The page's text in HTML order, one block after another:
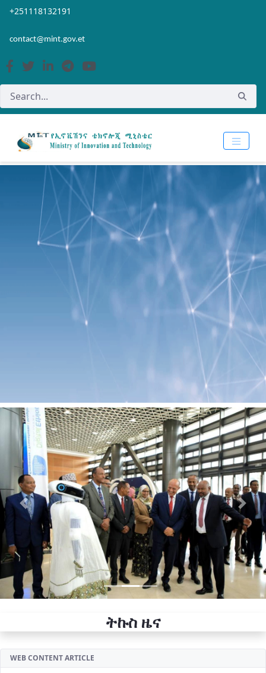
Skip to Main Content
Open Accessibility Menu
+251118132191
contact@mint.gov.et
Previous Next
ትኩስ ዜና
WEB CONTENT ARTICLE